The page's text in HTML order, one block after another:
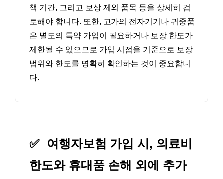
책 기간, 그리고 보상 제외 품목 등을 상세히 검
토해야 합니다. 또한, 고가의 전자기기나 귀중품
은 별도의 특약 가입이 필요하거나 보장 한도가
제한될 수 있으므로 가입 시점을 기준으로 보장
범위와 한도를 명확히 확인하는 것이 중요합니
다.
✅
여행자보험 가입 시, 의료비
한도와 휴대품 손해 외에 추가